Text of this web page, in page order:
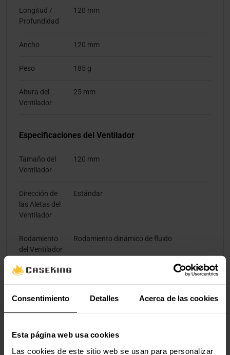
Consentimiento Detalles Acerca de las cookies
Esta página web usa cookies
Las cookies de este sitio web se usan para personalizar
Longitud /
Profundidad
120 mm
Ancho 120 mm
Peso 185 g
Altura del
Ventilador
25 mm
Especificaciones del Ventilador
Tamaño del
Ventilador
120 mm
Dirección de
las Aletas del
Ventilador
Estándar
Rodamiento
del Ventilador
Rodamiento dinámico de fluido
RPM Mínimo
del Ventilador
Flujo de Aire
Máximo del